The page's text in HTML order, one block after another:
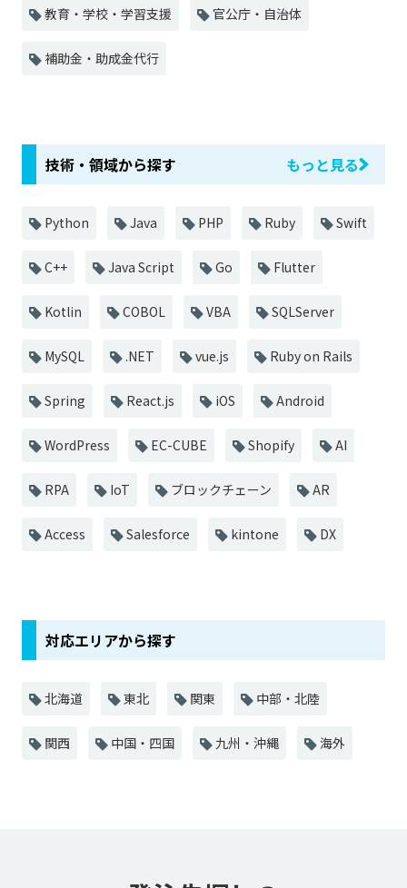
教育・学校・学習支援 官公庁・自治体
補助金・助成金代行
技術・領域から探す もっと見る
Python Java PHP Ruby Swift
C++ Java Script Go Flutter
Kotlin COBOL VBA SQLServer
MySQL .NET vue.js Ruby on Rails
Spring React.js iOS Android
WordPress EC-CUBE Shopify AI
RPA IoT ブロックチェーン AR
Access Salesforce kintone DX
対応エリアから探す
北海道 東北 関東 中部・北陸
関西 中国・四国 九州・沖縄 海外